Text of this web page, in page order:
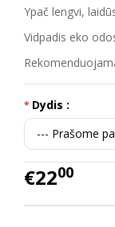
Ypač lengvi,
Vidpadis eko
Dydis :
€2200